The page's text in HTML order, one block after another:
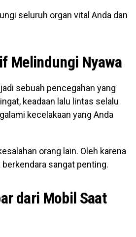
seluruh organ vital Anda dan
Melindungi Nyawa
sebuah pencegahan yang
keadaan lalu lintas selalu
kecelakaan yang Anda
orang lain. Oleh karena
sangat penting.
dari Mobil Saat